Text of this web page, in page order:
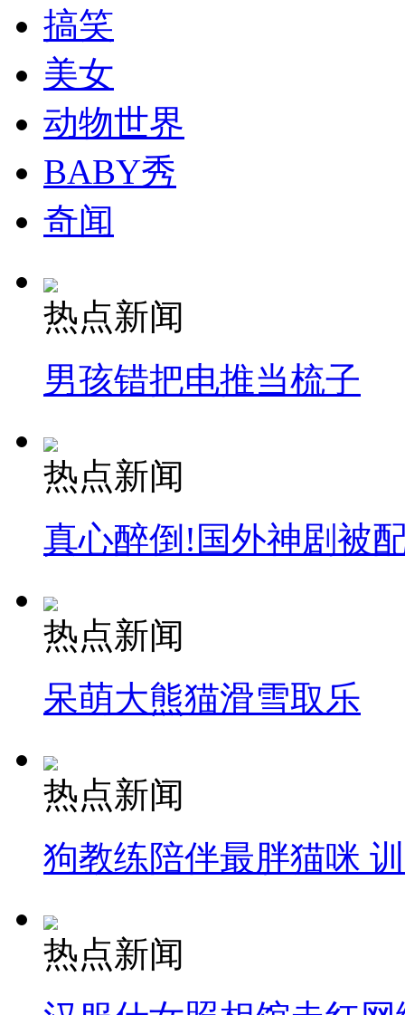
司机酒驾遇交警 急速倒车逃窜
搞笑
美女
动物世界
BABY秀
奇闻
热点新闻
男孩错把电推当梳子
热点新闻
真心醉倒!国外神剧被
热点新闻
呆萌大熊猫滑雪取乐
热点新闻
狗教练陪伴最胖猫咪
热点新闻